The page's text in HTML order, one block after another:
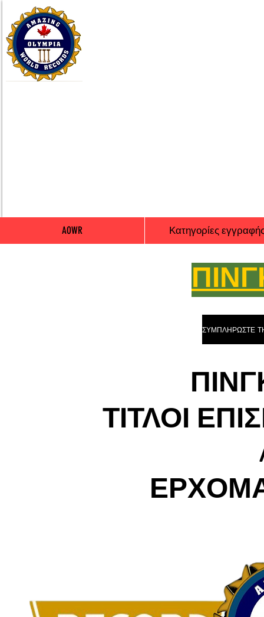
AOWR Κατηγορίες
ΤΙΤΛΟΙ